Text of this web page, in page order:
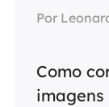
Por
Como